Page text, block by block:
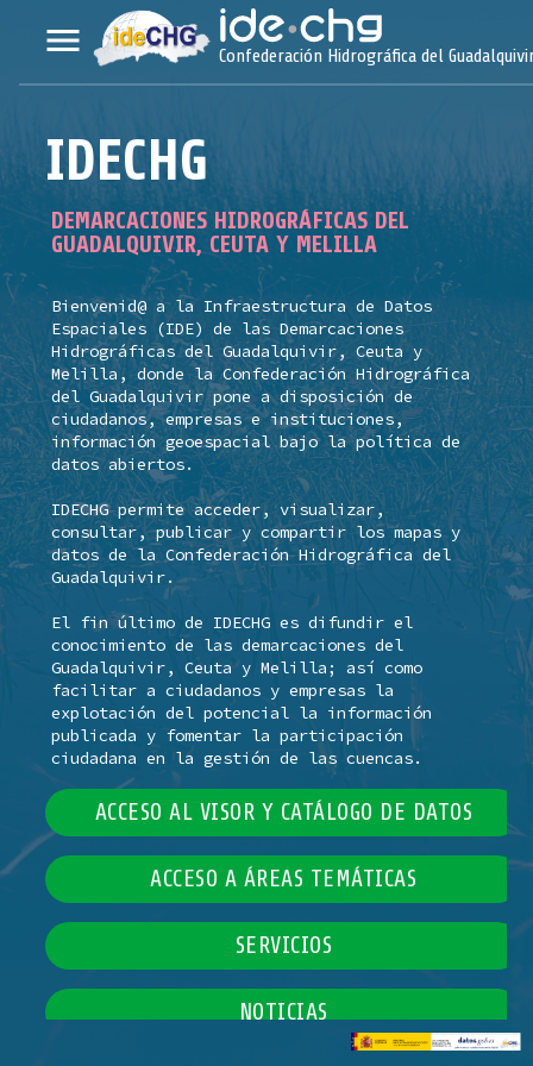
menu Confederación Hidrográfica del
IDECHG
DEMARCACIONES HIDROGRÁFICAS DEL
GUADALQUIVIR, CEUTA Y MELILLA
Bienvenid@ a la Infraestructura de Datos
Espaciales (IDE) de las Demarcaciones
Hidrográficas del Guadalquivir, Ceuta y
Melilla, donde la Confederación Hidrográfica
del Guadalquivir pone a disposición de
ciudadanos, empresas e instituciones,
información geoespacial bajo la política de
datos abiertos.
IDECHG permite acceder, visualizar,
consultar, publicar y compartir los mapas y
datos de la Confederación Hidrográfica del
Guadalquivir.
El fin último de IDECHG es difundir el
conocimiento de las demarcaciones del
Guadalquivir, Ceuta y Melilla; así como
facilitar a ciudadanos y empresas la
explotación del potencial la información
publicada y fomentar la participación
ciudadana en la gestión de las cuencas.
ACCESO AL VISOR Y CATÁLOGO DE DATOS
ACCESO A ÁREAS TEMÁTICAS
SERVICIOS
NOTICIAS